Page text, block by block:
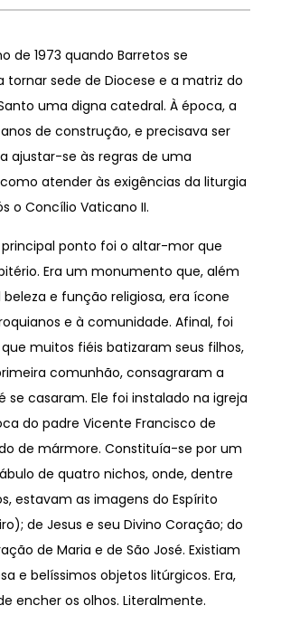
de 1973 quando Barretos se
tornar sede de Diocese e a matriz do
uma digna catedral. À época, a
de construção, e precisava ser
ajustar-se às regras de uma
atender às exigências da liturgia
o Concílio Vaticano II.
principal ponto foi o altar-mor que
Era um monumento que, além
e função religiosa, era ícone
e à comunidade. Afinal, foi
muitos fiéis batizaram seus filhos,
comunhão, consagraram a
se casaram. Ele foi instalado na igreja
do padre Vicente Francisco de
de mármore. Constituía-se por um
de quatro nichos, onde, dentre
estavam as imagens do Espírito
de Jesus e seu Divino Coração; do
de Maria e de São José. Existiam
e belíssimos objetos litúrgicos. Era,
encher os olhos. Literalmente.